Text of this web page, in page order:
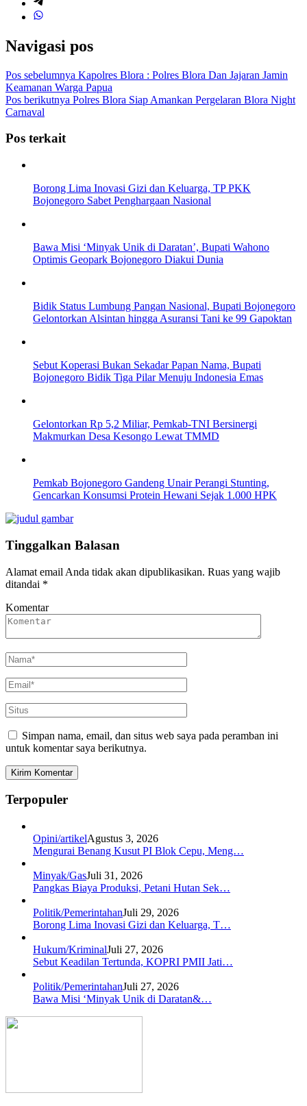
Navigasi pos
Pos sebelumnya Kapolres Blora : Polres Blora Dan Jajaran Jamin
Keamanan Warga Papua
Pos berikutnya Polres Blora Siap Amankan Pergelaran Blora Night
Carnaval
Pos terkait
Borong Lima Inovasi Gizi dan Keluarga, TP PKK
Bojonegoro Sabet Penghargaan Nasional
Bawa Misi ‘Minyak Unik di Daratan’, Bupati Wahono
Optimis Geopark Bojonegoro Diakui Dunia
Bidik Status Lumbung Pangan Nasional, Bupati Bojonegoro
Gelontorkan Alsintan hingga Asuransi Tani ke 99 Gapoktan
Sebut Koperasi Bukan Sekadar Papan Nama, Bupati
Bojonegoro Bidik Tiga Pilar Menuju Indonesia Emas
Gelontorkan Rp 5,2 Miliar, Pemkab-TNI Bersinergi
Makmurkan Desa Kesongo Lewat TMMD
Pemkab Bojonegoro Gandeng Unair Perangi Stunting,
Gencarkan Konsumsi Protein Hewani Sejak 1.000 HPK
Tinggalkan Balasan
Alamat email Anda tidak akan dipublikasikan. Ruas yang wajib
ditandai *
Komentar
Simpan nama, email, dan situs web saya pada peramban ini
untuk komentar saya berikutnya.
Terpopuler
Opini/artikelAgustus 3, 2026
Mengurai Benang Kusut PI Blok Cepu, Meng…
Minyak/GasJuli 31, 2026
Pangkas Biaya Produksi, Petani Hutan Sek…
Politik/PemerintahanJuli 29, 2026
Borong Lima Inovasi Gizi dan Keluarga, T…
Hukum/KriminalJuli 27, 2026
Sebut Keadilan Tertunda, KOPRI PMII Jati…
Politik/PemerintahanJuli 27, 2026
Bawa Misi ‘Minyak Unik di Daratan&…